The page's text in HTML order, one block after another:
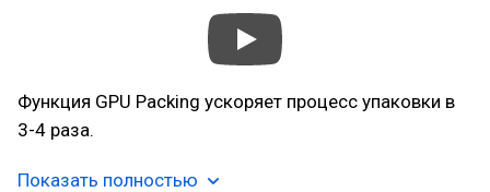
Функция GPU Packing ускоряет процесс упаковки в
3-4 раза.
Показать полностью